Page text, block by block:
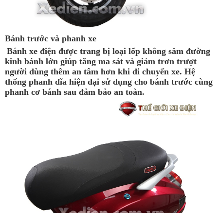
Bánh trước và phanh xe
Bánh xe điện được trang bị loại lốp không săm đường
kinh bánh lớn giúp tăng ma sát và giảm trơn trượt
người dùng thêm an tâm hơn khi di chuyển xe. Hệ
thống phanh đĩa hiện đại sử dụng cho bánh trước cùng
phanh cơ bánh sau đảm bảo an toàn.